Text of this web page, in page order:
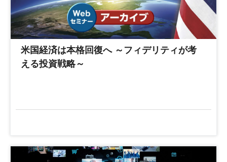
米国経済は本格回復へ ～フィデリティが考
える投資戦略～